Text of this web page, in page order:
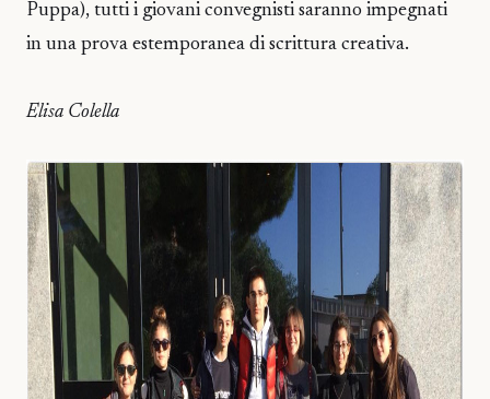
Puppa), tutti i giovani convegnisti saranno impegnati
in una prova estemporanea di scrittura creativa.
Elisa Colella